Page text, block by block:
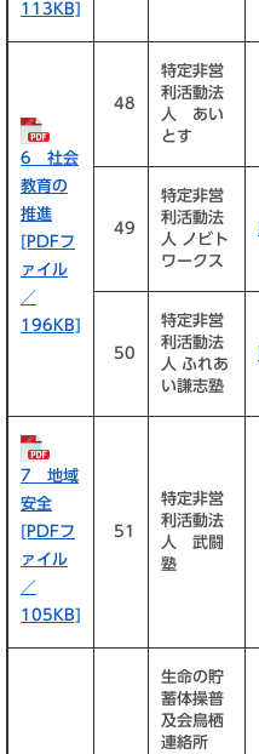
113KB]
6 社会
教育の
推進
[PDFフ
ァイル
／
196KB]
48
特定非営
利活動法
人 あい
とす
49
特定非営
利活動法
人 ノビト
ワークス
50
特定非営
利活動法
人 ふれあ
い謙志塾
7 地域
安全
[PDFフ
ァイル
／
105KB]
51
特定非営
利活動法
人 武闘
塾
生命の貯
蓄体操普
及会鳥栖
連絡所